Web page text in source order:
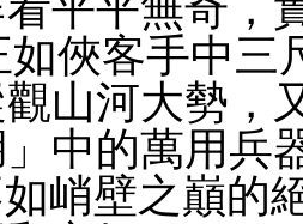
俠客手中三
山河大勢，
」中的萬用
峭壁之巔的